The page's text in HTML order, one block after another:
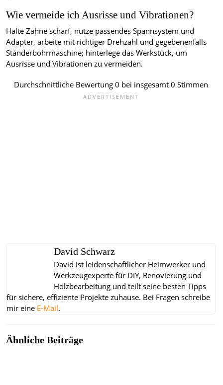
Wie vermeide ich Ausrisse und Vibrationen?
Halte Zähne scharf, nutze passendes Spannsystem und
Adapter, arbeite mit richtiger Drehzahl und gegebenenfalls
Ständerbohrmaschine; hinterlege das Werkstück, um
Ausrisse und Vibrationen zu vermeiden.
Durchschnittliche Bewertung0 bei insgesamt0 Stimmen
David Schwarz
David ist leidenschaftlicher Heimwerker und
Werkzeugexperte für DIY, Renovierung und
Holzbearbeitung und teilt seine besten Tipps
für sichere, effiziente Projekte zuhause. Bei Fragen schreibe
mir eine E-Mail.
Ähnliche Beiträge